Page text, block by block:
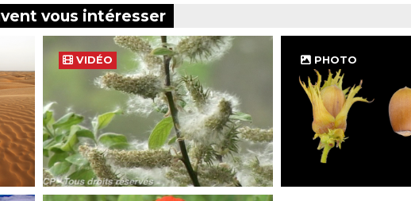
vous intéresser
VIDÉO PHOTO